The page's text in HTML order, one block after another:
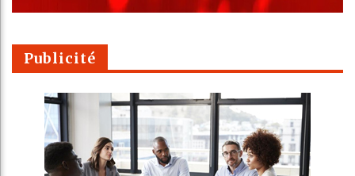
Publicité